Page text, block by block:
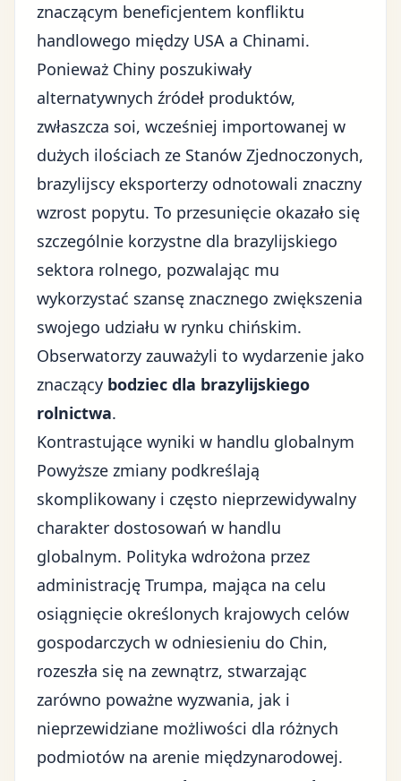
znaczącym beneficjentem konfliktu
handlowego między USA a Chinami.
Ponieważ Chiny poszukiwały
alternatywnych źródeł produktów,
zwłaszcza soi, wcześniej importowanej w
dużych ilościach ze Stanów Zjednoczonych,
brazylijscy eksporterzy odnotowali znaczny
wzrost popytu. To przesunięcie okazało się
szczególnie korzystne dla brazylijskiego
sektora rolnego, pozwalając mu
wykorzystać szansę znacznego zwiększenia
swojego udziału w rynku chińskim.
Obserwatorzy zauważyli to wydarzenie jako
znaczący bodziec dla brazylijskiego
rolnictwa.
Kontrastujące wyniki w handlu globalnym
Powyższe zmiany podkreślają
skomplikowany i często nieprzewidywalny
charakter dostosowań w handlu
globalnym. Polityka wdrożona przez
administrację Trumpa, mająca na celu
osiągnięcie określonych krajowych celów
gospodarczych w odniesieniu do Chin,
rozeszła się na zewnątrz, stwarzając
zarówno poważne wyzwania, jak i
nieprzewidziane możliwości dla różnych
podmiotów na arenie międzynarodowej.